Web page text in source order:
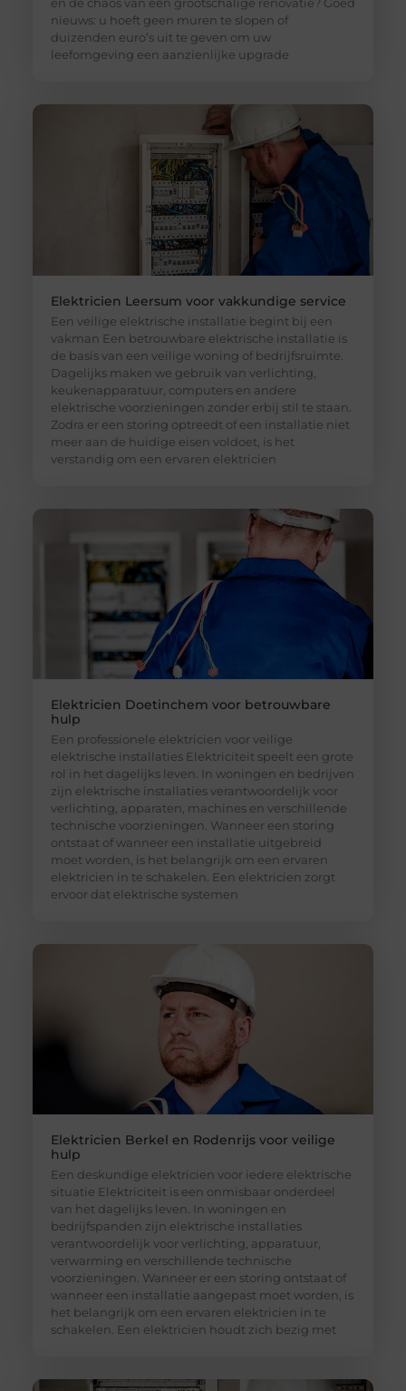
en de chaos van een grootschalige renovatie? Goed
nieuws: u hoeft geen muren te slopen of
duizenden euro’s uit te geven om uw
leefomgeving een aanzienlijke upgrade
Elektricien Leersum voor vakkundige service
Een veilige elektrische installatie begint bij een
vakman Een betrouwbare elektrische installatie is
de basis van een veilige woning of bedrijfsruimte.
Dagelijks maken we gebruik van verlichting,
keukenapparatuur, computers en andere
elektrische voorzieningen zonder erbij stil te staan.
Zodra er een storing optreedt of een installatie niet
meer aan de huidige eisen voldoet, is het
verstandig om een ervaren elektricien
Elektricien Doetinchem voor betrouwbare
hulp
Een professionele elektricien voor veilige
elektrische installaties Elektriciteit speelt een grote
rol in het dagelijks leven. In woningen en bedrijven
zijn elektrische installaties verantwoordelijk voor
verlichting, apparaten, machines en verschillende
technische voorzieningen. Wanneer een storing
ontstaat of wanneer een installatie uitgebreid
moet worden, is het belangrijk om een ervaren
elektricien in te schakelen. Een elektricien zorgt
ervoor dat elektrische systemen
Elektricien Berkel en Rodenrijs voor veilige
hulp
Een deskundige elektricien voor iedere elektrische
situatie Elektriciteit is een onmisbaar onderdeel
van het dagelijks leven. In woningen en
bedrijfspanden zijn elektrische installaties
verantwoordelijk voor verlichting, apparatuur,
verwarming en verschillende technische
voorzieningen. Wanneer er een storing ontstaat of
wanneer een installatie aangepast moet worden, is
het belangrijk om een ervaren elektricien in te
schakelen. Een elektricien houdt zich bezig met